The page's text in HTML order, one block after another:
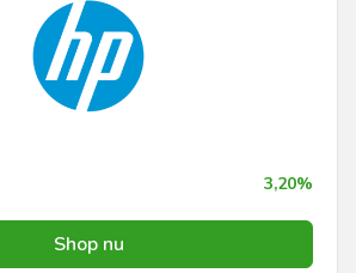
3,20%
Shop nu